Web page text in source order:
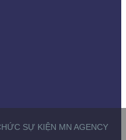
SỰ KIỆN MN AGENCY